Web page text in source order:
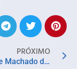
PRÓXIMO
Contos de Machado de Assis à luz da Psiquiatria e do Direito contemporâneo